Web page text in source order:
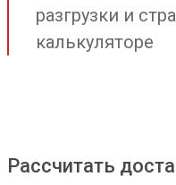
разгрузки и
калькуляторе
Рассчитать